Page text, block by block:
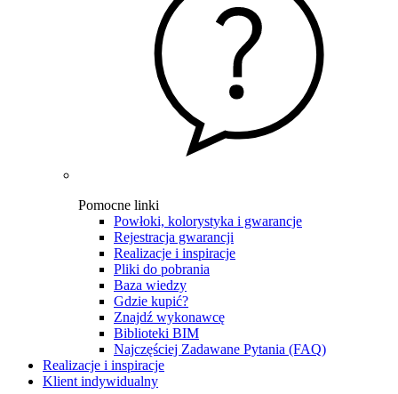
Pomocne linki
Powłoki, kolorystyka i gwarancje
Rejestracja gwarancji
Realizacje i inspiracje
Pliki do pobrania
Baza wiedzy
Gdzie kupić?
Znajdź wykonawcę
Biblioteki BIM
Najczęściej Zadawane Pytania (FAQ)
Realizacje i inspiracje
Klient indywidualny